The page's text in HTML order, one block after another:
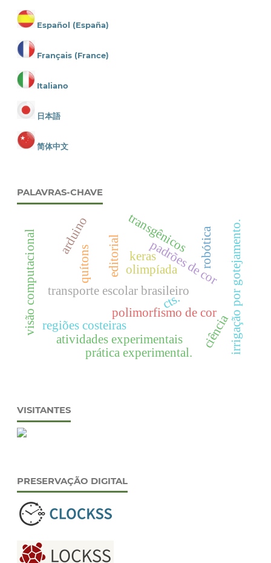
Español (España)
Français (France)
Italiano
日本語
简体中文
PALAVRAS-CHAVE
editorial olimpíada
transporte escolar brasileiro
padrões de cor
polimorfismo de cor
quítons
regiões costeiras
robótica
visão computacional keras irrigação por gotejamento.
transgênicos
cts.
atividades experimentais ciência
arduino
prática experimental.
VISITANTES
PRESERVAÇÃO DIGITAL